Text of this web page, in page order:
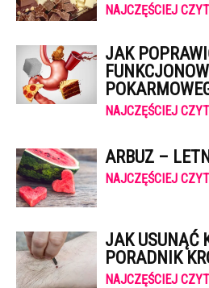
NAJCZĘŚCIEJ
JAK
NAJCZĘŚCIEJ
ARBUZ –
NAJCZĘŚCIEJ
JAK USUNĄĆ
PORADNIK
NAJCZĘŚCIEJ